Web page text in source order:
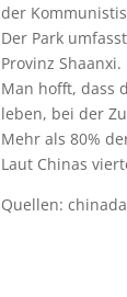
der
Der Park
Provinz Shaanxi.
Man hofft, dass
leben, bei der
Mehr als 80%
Laut Chinas
Quellen: